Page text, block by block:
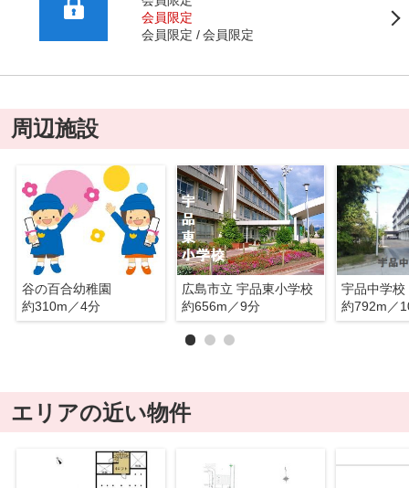
会員限定
会員限定
会員限定
周辺施設
谷の百合幼稚園
約310m／4分
広島市立 宇品東小学校
約656m／9分
宇品中学校
約792m／
エリアの近い物件